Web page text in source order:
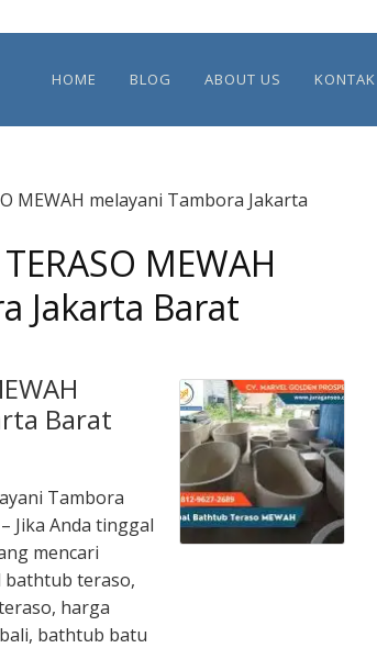
HOME BLOG ABOUT US KONTAK
MEWAH melayani Tambora Jakarta
MEWAH
Jakarta Barat
Barat
Tambora
Jika Anda tinggal
mencari
teraso,
harga
bathtub batu